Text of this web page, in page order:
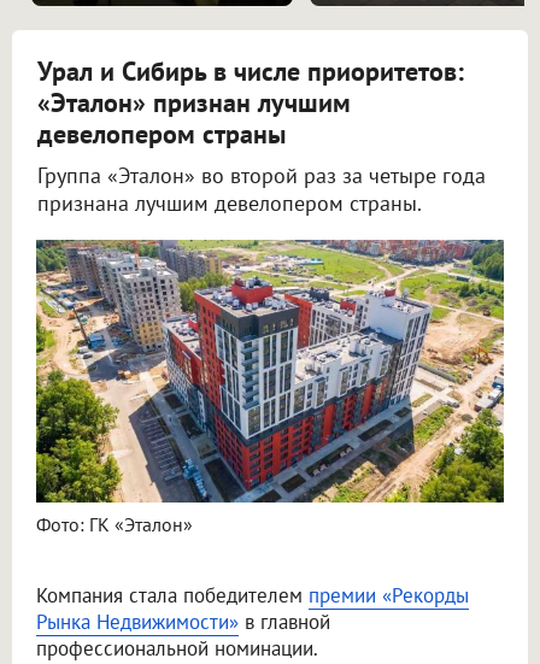
Урал и Сибирь в числе приоритетов:
«Эталон» признан лучшим
девелопером страны
Группа «Эталон» во второй раз за четыре года
признана лучшим девелопером страны.
Фото: ГК «Эталон»
Компания стала победителем премии «Рекорды
Рынка Недвижимости» в главной
профессиональной номинации.